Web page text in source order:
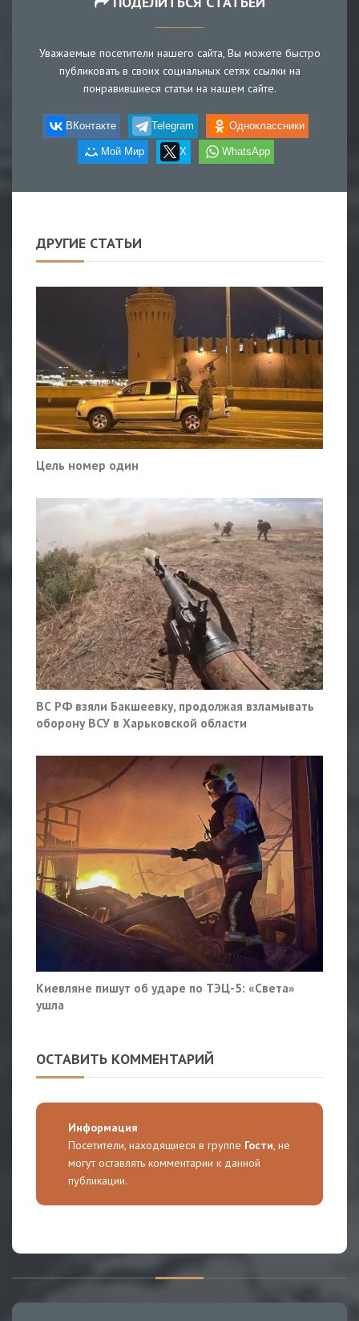
Уважаемые посетители нашего сайта, Вы можете быстро
публиковать в своих социальных сетях ссылки на
понравившиеся статьи на нашем сайте.
ВКонтакте Telegram Одноклассники
Мой Мир X WhatsApp
ДРУГИЕ СТАТЬИ
Цель номер один
ВС РФ взяли Бакшеевку, продолжая взламывать
оборону ВСУ в Харьковской области
Киевляне пишут об ударе по ТЭЦ-5: «Света»
ушла
ОСТАВИТЬ КОММЕНТАРИЙ
Информация
Посетители, находящиеся в группе Гости , не
могут оставлять комментарии к данной
публикации.